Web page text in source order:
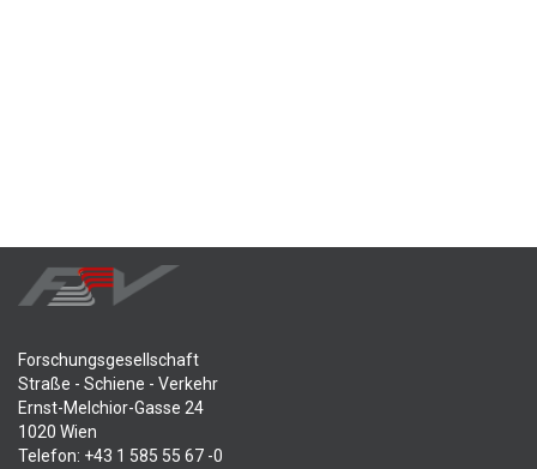
Forschungsgesellschaft
Straße - Schiene - Verkehr
Ernst-Melchior-Gasse 24
1020 Wien
Telefon: +43 1 585 55 67 -0